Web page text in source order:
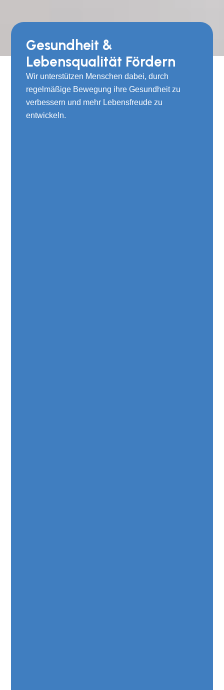
Gesundheit &
Lebensqualität Fördern
Wir unterstützen Menschen dabei, durch
regelmäßige Bewegung ihre Gesundheit zu
verbessern und mehr Lebensfreude zu
entwickeln.